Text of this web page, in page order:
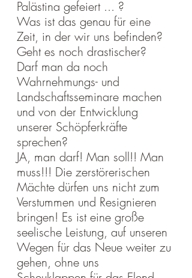
Palästina gefeiert ... ?
Was ist das genau für eine
Zeit, in der wir uns befinden?
Geht es noch drastischer?
Darf man da noch
Wahrnehmungs- und
Landschaftsseminare machen
und von der Entwicklung
unserer Schöpferkräfte
sprechen?
JA, man darf! Man soll!! Man
muss!!! Die zerstörerischen
Mächte dürfen uns nicht zum
Verstummen und Resignieren
bringen! Es ist eine große
seelische Leistung, auf unseren
Wegen für das Neue weiter zu
gehen, ohne uns